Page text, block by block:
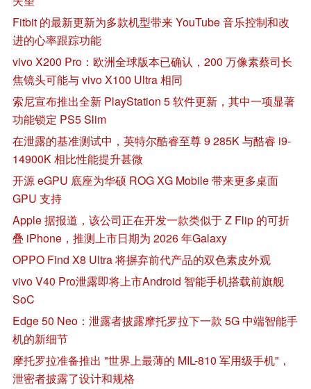
Fitbit 的最新更新为多款机型带来 YouTube 音乐控制和改
进的心率跟踪功能
vivo X200 Pro：欧洲全球版本已确认，200 万像素蔡司长
焦镜头可能与 vivo X100 Ultra 相同
索尼宣布推出全新 PlayStation 5 软件更新，其中一项显著
功能锁定 PS5 Slim
在泄露的基准测试中，英特尔酷睿至尊 9 285K 与酷睿 i9-
14900K 相比性能提升甚微
开源 eGPU 底座为华硕 ROG XG Mobile 带来更多桌面
GPU 支持
Apple 据报道，该公司正在开发一款类似于 Z Flip 的可折
叠 iPhone，推测上市日期为 2026 年Galaxy
OPPO Find X8 Ultra 将摒弃前代产品的双色素皮外观
vivo V40 Pro泄露即将上市Android 智能手机搭载前旗舰
SoC
Edge 50 Neo：泄露者披露摩托罗拉下一款 5G 中端智能手
机的新细节
摩托罗拉准备推出 "世界上最薄的 MIL-810 军用级手机"，
泄密者披露了设计和规格